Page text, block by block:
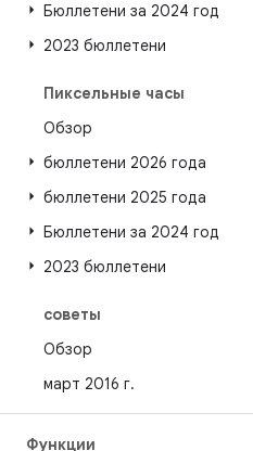
Бюллетени за 2024 год
2023 бюллетени
Пиксельные часы
Обзор
бюллетени 2026 года
бюллетени 2025 года
Бюллетени за 2024 год
2023 бюллетени
советы
Обзор
март 2016 г.
Функции